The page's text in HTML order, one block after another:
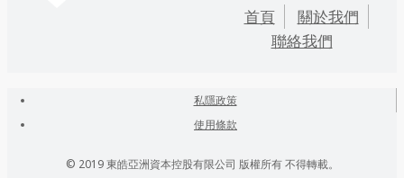
首頁
關於我們
聯絡我們
私隱政策
使用條款
© 2019 東皓亞洲資本控股有限公司 版權所有 不得轉載。